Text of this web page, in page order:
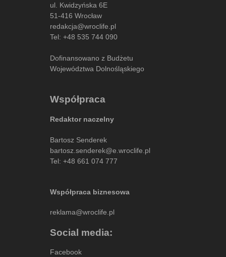
ul. Kwidzyńska 6E
51-416 Wrocław
redakcja@wroclife.pl
Tel: +48 535 744 090
Dofinansowano z Budżetu
Województwa Dolnośląskiego
Współpraca
Redaktor naczelny
Bartosz Senderek
bartosz.senderek@e.wroclife.pl
Tel: +48 661 074 777
Współpraca biznesowa
reklama@wroclife.pl
Social media:
Facebook